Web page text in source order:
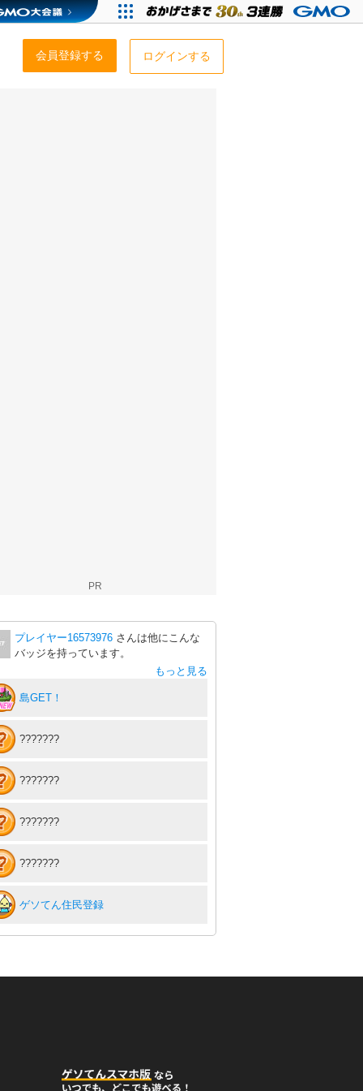
会員登録する ログインする
PR
プレイヤー16573976 さんは他にこんな
バッジを持っています。
もっと見る
島GET！
???????
???????
???????
???????
ゲソてん住民登録